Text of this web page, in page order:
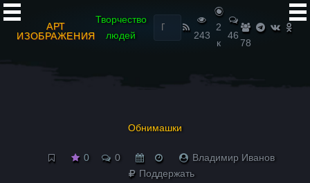
АРТ
ИЗОБРАЖЕНИЯ
Творчество
людей
Найти:
243
2
к
46
78
Обнимашки
0 0
Владимир Иванов
Поддержать